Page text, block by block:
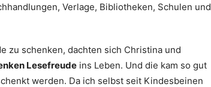
Verlage, Bibliotheken, Schulen und
zu schenken, dachten sich Christina und
Lesefreude ins Leben. Und die kam so gut
werden. Da ich selbst seit Kindesbeinen